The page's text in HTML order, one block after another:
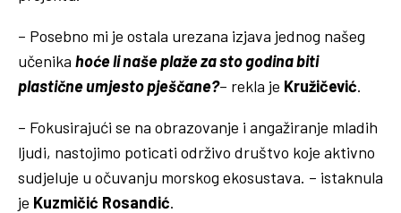
– Posebno mi je ostala urezana izjava jednog našeg
učenika hoće linaše plaže za sto godina biti
plastične umjesto pješčane?– rekla je Kružičević.
– Fokusirajući se na obrazovanje i angažiranje mladih
ljudi, nastojimo poticati održivo društvo koje aktivno
sudjeluje u očuvanju morskog ekosustava. – istaknula
je Kuzmičić Rosandić.